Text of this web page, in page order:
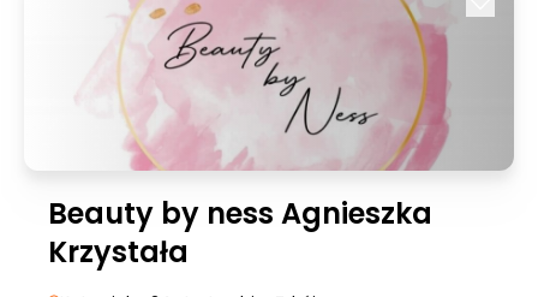
Beauty by ness Agnieszka
Krzystała